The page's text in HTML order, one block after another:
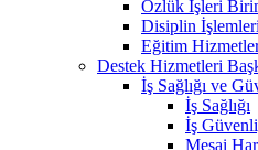
Özlük İşleri
Disiplin
Eğitim
Destek Hizmetleri
İş Sağlığı ve
İş Sağlığı
İş
Mesai